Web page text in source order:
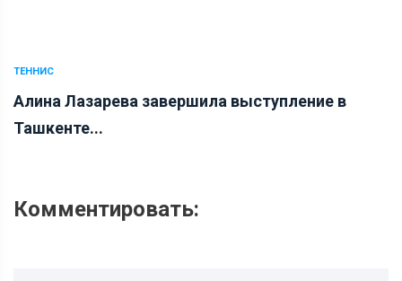
ТЕННИС
Алина Лазарева завершила выступление в
Ташкенте...
Комментировать: